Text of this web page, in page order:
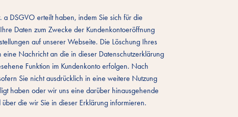
DSGVO erteilt haben, indem Sie sich für die
Daten zum Zwecke der Kundenkontoeröffnung
auf unserer Webseite. Die Löschung Ihres
Nachricht an die in dieser Datenschutzerklärung
Funktion im Kundenkonto erfolgen. Nach
Sie nicht ausdrücklich in eine weitere Nutzung
haben oder wir uns eine darüber hinausgehende
die wir Sie in dieser Erklärung informieren.